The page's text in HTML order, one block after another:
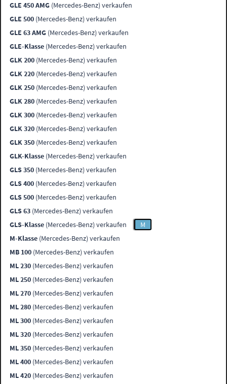
GLE 450 AMG (Mercedes-Benz) verkaufen
GLE 500 (Mercedes-Benz) verkaufen
GLE 63 AMG (Mercedes-Benz) verkaufen
GLE-Klasse (Mercedes-Benz) verkaufen
GLK 200 (Mercedes-Benz) verkaufen
GLK 220 (Mercedes-Benz) verkaufen
GLK 250 (Mercedes-Benz) verkaufen
GLK 280 (Mercedes-Benz) verkaufen
GLK 300 (Mercedes-Benz) verkaufen
GLK 320 (Mercedes-Benz) verkaufen
GLK 350 (Mercedes-Benz) verkaufen
GLK-Klasse (Mercedes-Benz) verkaufen
GLS 350 (Mercedes-Benz) verkaufen
GLS 400 (Mercedes-Benz) verkaufen
GLS 500 (Mercedes-Benz) verkaufen
GLS 63 (Mercedes-Benz) verkaufen
GLS-Klasse (Mercedes-Benz) verkaufen
M
M-Klasse (Mercedes-Benz) verkaufen
MB 100 (Mercedes-Benz) verkaufen
ML 230 (Mercedes-Benz) verkaufen
ML 250 (Mercedes-Benz) verkaufen
ML 270 (Mercedes-Benz) verkaufen
ML 280 (Mercedes-Benz) verkaufen
ML 300 (Mercedes-Benz) verkaufen
ML 320 (Mercedes-Benz) verkaufen
ML 350 (Mercedes-Benz) verkaufen
ML 400 (Mercedes-Benz) verkaufen
ML 420 (Mercedes-Benz) verkaufen